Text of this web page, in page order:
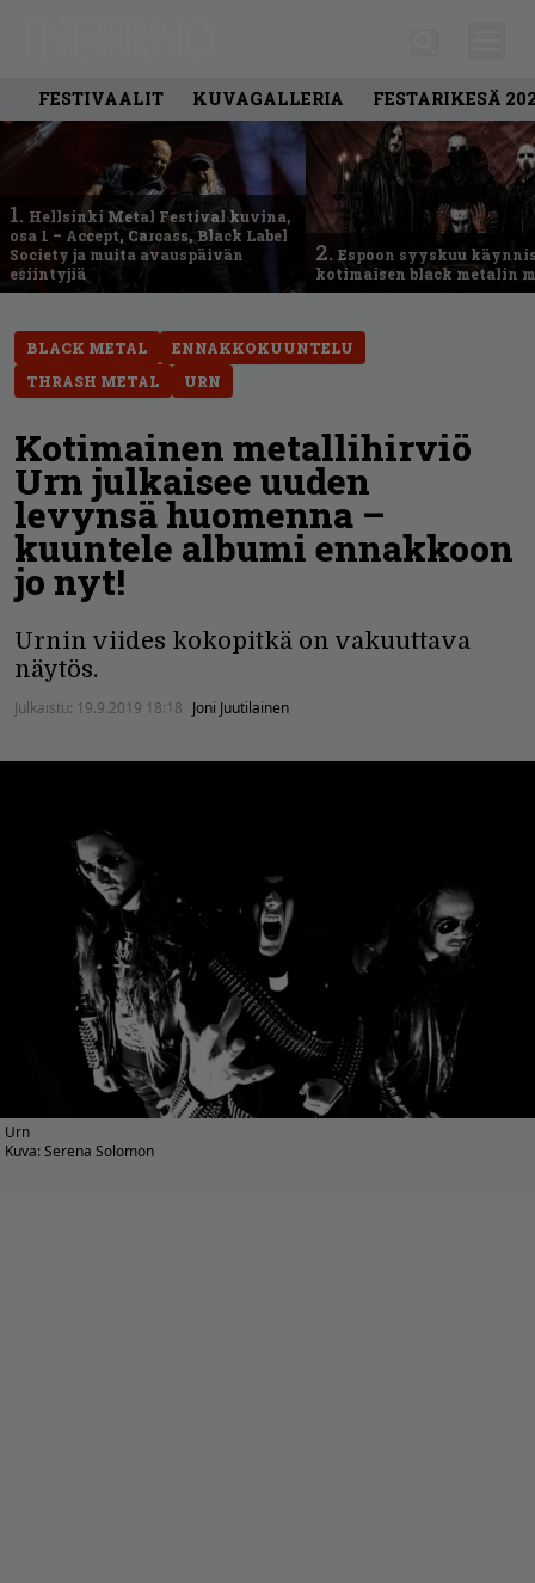
FESTIVAALIT KUVAGALLERIA FESTARIKESÄ
1. Hellsinki Metal Festival kuvina,
osa 1 – Accept, Carcass, Black Label
Society ja muita avauspäivän
esiintyjiä
2. Espoon syyskuu
kotimaisen black metalin
BLACK METAL
ENNAKKOKUUNTELU
THRASH METAL
URN
Kotimainen metallihirviö
Urn julkaisee uuden
levynsä huomenna –
kuuntele albumi ennakkoon
jo nyt!
Urnin viides kokopitkä on vakuuttava
näytös.
Julkaistu: 19.9.2019 18:18 Joni Juutilainen
Urn
Kuva: Serena Solomon